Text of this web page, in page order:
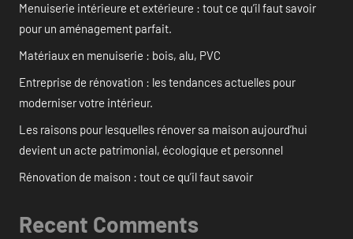
Menuiserie intérieure et extérieure : tout ce qu’il faut savoir
pour un aménagement parfait.
Matériaux en menuiserie : bois, alu, PVC
Entreprise de rénovation : les tendances actuelles pour
moderniser votre intérieur.
Les raisons pour lesquelles rénover sa maison aujourd’hui
devient un acte patrimonial, écologique et personnel
Rénovation de maison : tout ce qu’il faut savoir
Recent Comments